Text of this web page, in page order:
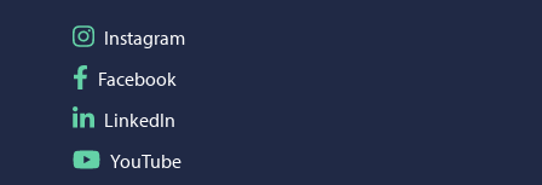
Seuraa Instagram
Instagram
Seuraa Facebook
Facebook
Seuraa LinkedIn
LinkedIn
Seuraa YouTube
YouTube